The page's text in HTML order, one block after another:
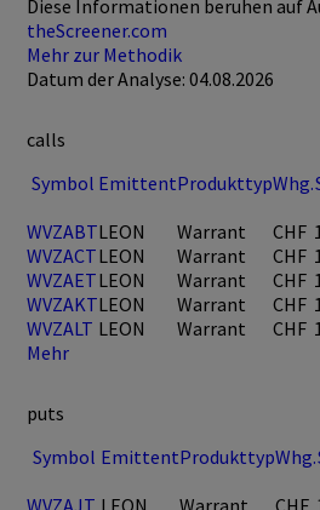
Diese Informationen beruhen auf
theScreener.com
Mehr zur Methodik
Datum der Analyse: 04.08.2026
calls
Symbol EmittentProdukttypWhg.
WVZABTLEON Warrant CHF
WVZACTLEON Warrant CHF
WVZAETLEON Warrant CHF
WVZAKTLEON Warrant CHF
WVZALT LEON Warrant CHF
Mehr
puts
Symbol EmittentProdukttypWhg.
WVZAJT LEON Warrant CHF